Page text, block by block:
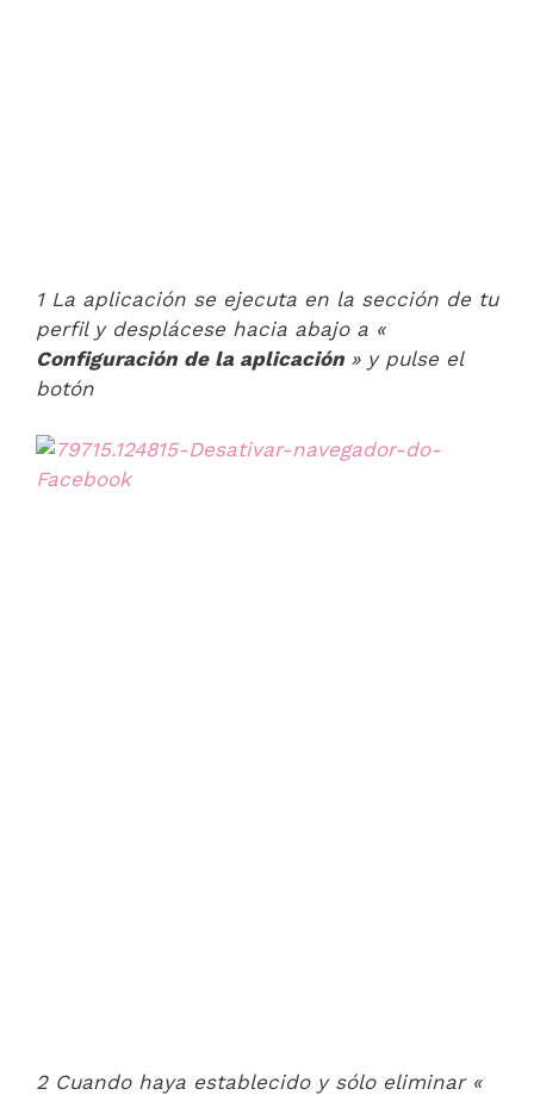
1 La aplicación se ejecuta en la sección de tu
perfil y desplácese hacia abajo a «
Configuración de la aplicación » y pulse el
botón
2 Cuando haya establecido y sólo eliminar «